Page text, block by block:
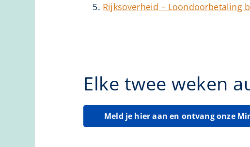
Rijksoverheid – Loondoorbetaling
Elke twee weken
Meld je hier aan en ontvang onze